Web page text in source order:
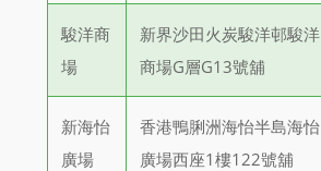
駿洋商
場
新界沙田火炭駿洋邨駿洋
商場G層G13號舖
新海怡
廣場
香港鴨脷洲海怡半島海怡
廣場西座1樓122號舖